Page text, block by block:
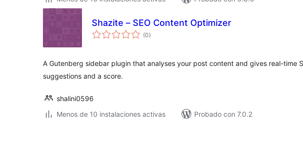
Shazite – SEO Content Optimizer
(0total
de
)
A Gutenberg sidebar plugin that analyses your post content and gives real-time
suggestions and a score.
shalini0596
Menos de 10 instalaciones activas
Probado con 7.0.2